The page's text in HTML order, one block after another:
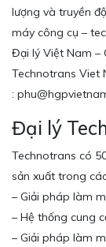
lượng và truyền
máy công cụ –
Đại lý Việt Nam –
Technotrans Viet
:
Đại lý
Technotrans có
sản xuất trong
– Giải pháp làm
– Hệ thống cung
– Giải pháp làm